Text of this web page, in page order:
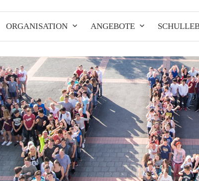
ORGANISATION ANGEBOTE